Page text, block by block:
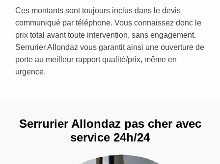
Ces montants sont toujours inclus dans le devis
communiqué par téléphone. Vous connaissez donc le
prix total avant toute intervention, sans engagement.
Serrurier Allondaz vous garantit ainsi une ouverture de
porte au meilleur rapport qualité/prix, même en
urgence.
Serrurier Allondaz pas cher avec
service 24h/24